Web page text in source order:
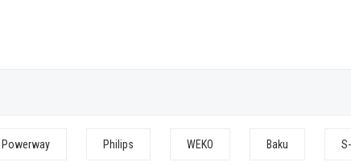
Powerway Philips WEKO Baku